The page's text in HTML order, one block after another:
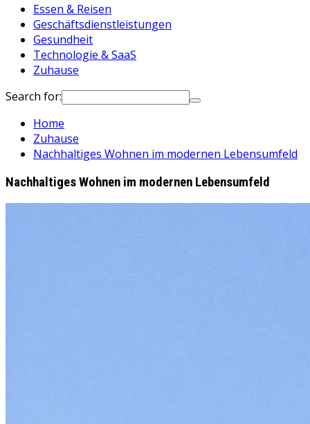
Essen & Reisen
Geschäftsdienstleistungen
Gesundheit
Technologie & SaaS
Zuhause
Search for:
Home
Zuhause
Nachhaltiges Wohnen im modernen Lebensumfeld
Nachhaltiges Wohnen im modernen Lebensumfeld